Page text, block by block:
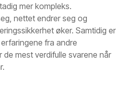
mer kompleks.
nettet endrer seg og
øker. Samtidig er
fra andre
de mest verdifulle svarene når